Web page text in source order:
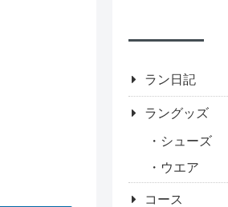
ラン日記
ラングッズ
シューズ
ウエア
コース